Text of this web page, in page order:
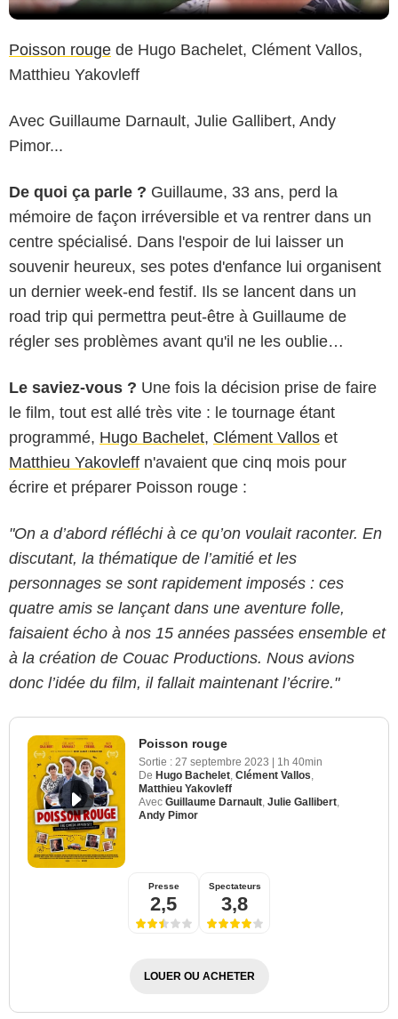
Poisson rouge de Hugo Bachelet, Clément Vallos,
Matthieu Yakovleff
Avec Guillaume Darnault, Julie Gallibert, Andy
Pimor...
De quoi ça parle ? Guillaume, 33 ans, perd la
mémoire de façon irréversible et va rentrer dans un
centre spécialisé. Dans l'espoir de lui laisser un
souvenir heureux, ses potes d'enfance lui organisent
un dernier week-end festif. Ils se lancent dans un
road trip qui permettra peut-être à Guillaume de
régler ses problèmes avant qu'il ne les oublie…
Le saviez-vous ? Une fois la décision prise de faire
le film, tout est allé très vite : le tournage étant
programmé, Hugo Bachelet, Clément Vallos et
Matthieu Yakovleff n'avaient que cinq mois pour
écrire et préparer Poisson rouge :
"On a d’abord réfléchi à ce qu’on voulait raconter. En
discutant, la thématique de l’amitié et les
personnages se sont rapidement imposés : ces
quatre amis se lançant dans une aventure folle,
faisaient écho à nos 15 années passées ensemble et
à la création de Couac Productions. Nous avions
donc l’idée du film, il fallait maintenant l’écrire."
Poisson rouge
Sortie : 27 septembre 2023
1h 40min
De Hugo Bachelet, Clément Vallos,
Matthieu Yakovleff
Avec Guillaume Darnault, Julie Gallibert,
Andy Pimor
Presse
2,5
Spectateurs
3,8
LOUER OU ACHETER